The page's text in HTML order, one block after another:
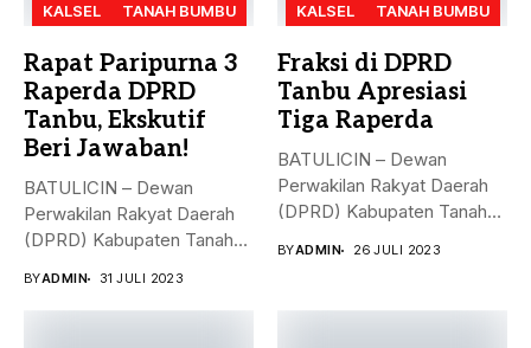
KALSEL TANAH BUMBU
Rapat Paripurna 3
Raperda DPRD
Tanbu, Ekskutif
Beri Jawaban!
BATULICIN – Dewan
Perwakilan Rakyat Daerah
(DPRD) Kabupaten Tanah
BYADMIN 31 JULI 2023
KALSEL TANAH BUMBU
Fraksi di DPRD
Tanbu Apresiasi
Tiga Raperda
BATULICIN – Dewan
Perwakilan Rakyat Daerah
(DPRD) Kabupaten Tanah
BYADMIN 26 JULI 2023